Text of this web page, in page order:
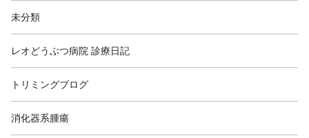
未分類
レオどうぶつ病院 診療日記
トリミングブログ
消化器系腫瘍